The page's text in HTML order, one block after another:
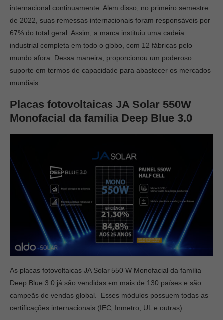
internacional continuamente. Além disso, no primeiro semestre
de 2022, suas remessas internacionais foram responsáveis por
67% do total geral. Assim, a marca instituiu uma cadeia
industrial completa em todo o globo, com 12 fábricas pelo
mundo afora. Dessa maneira, proporcionou um poderoso
suporte em termos de capacidade para abastecer os mercados
mundiais.
Placas fotovoltaicas JA Solar 550W
Monofacial da família Deep Blue 3.0
As placas fotovoltaicas JA Solar 550 W Monofacial da família
Deep Blue 3.0 já são vendidas em mais de 130 países e são
campeãs de vendas global. Esses módulos possuem todas as
certificações internacionais (IEC, Inmetro, UL e outras).